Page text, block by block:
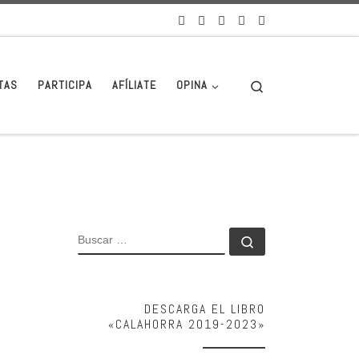
PARTICIPA AFÍLIATE OPINA
BUSCAR
DESCARGA EL LIBRO
«CALAHORRA 2019-2023»